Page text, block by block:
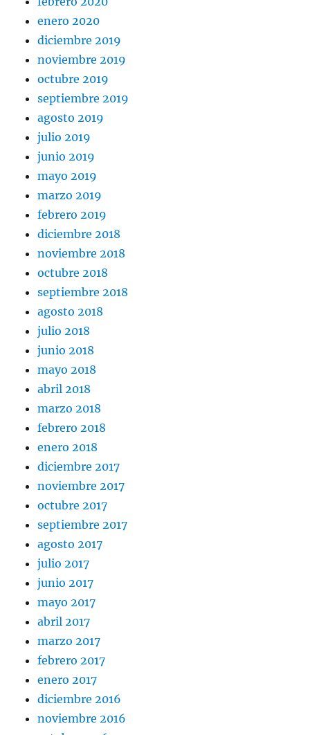
enero 2020
diciembre 2019
noviembre 2019
octubre 2019
septiembre 2019
agosto 2019
julio 2019
junio 2019
mayo 2019
marzo 2019
febrero 2019
diciembre 2018
noviembre 2018
octubre 2018
septiembre 2018
agosto 2018
julio 2018
junio 2018
mayo 2018
abril 2018
marzo 2018
febrero 2018
enero 2018
diciembre 2017
noviembre 2017
octubre 2017
septiembre 2017
agosto 2017
julio 2017
junio 2017
mayo 2017
abril 2017
marzo 2017
febrero 2017
enero 2017
diciembre 2016
noviembre 2016